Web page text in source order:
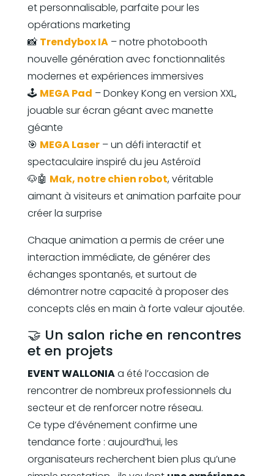
et personnalisable, parfaite pour les
opérations marketing
📸 Trendybox IA– notre photobooth
nouvelle génération avec fonctionnalités
modernes et expériences immersives
🕹️ MEGA Pad – Donkey Kong en version XXL,
jouable sur écran géant avec manette
géante
🎯 MEGA Laser– un défi interactif et
spectaculaire inspiré du jeu Astéroïd
🐶🤖 Mak, notre chien robot, véritable
aimant à visiteurs et animation parfaite pour
créer la surprise
Chaque animation a permis de créer une
interaction immédiate, de générer des
échanges spontanés, et surtout de
démontrer notre capacité à proposer des
concepts clés en main à forte valeur ajoutée.
🤝 Un salon riche en rencontres
et en projets
EVENT WALLONIAa été l’occasion de
rencontrer de nombreux professionnels du
secteur et de renforcer notre réseau.
Ce type d’événement confirme une
tendance forte : aujourd’hui, les
organisateurs recherchent bien plus qu’une